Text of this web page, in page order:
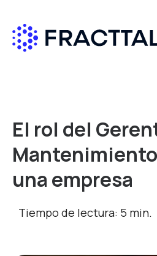
El rol del
una empresa
Tiempo de lectura: 5 min.